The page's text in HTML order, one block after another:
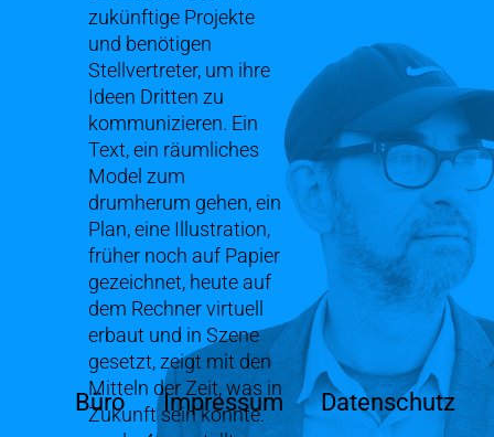
Büro Impressum Datenschutz
zukünftige Projekte
und benötigen
Stellvertreter, um ihre
Ideen Dritten zu
kommunizieren. Ein
Text, ein räumliches
Model zum
drumherum gehen, ein
Plan, eine Illustration,
früher noch auf Papier
gezeichnet, heute auf
dem Rechner virtuell
erbaut und in Szene
gesetzt, zeigt mit den
Mitteln der Zeit, was in
Zukunft sein könnte.